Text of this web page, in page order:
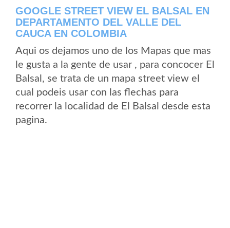
GOOGLE STREET VIEW EL BALSAL EN
DEPARTAMENTO DEL VALLE DEL
CAUCA EN COLOMBIA
Aqui os dejamos uno de los Mapas que mas
le gusta a la gente de usar , para concocer El
Balsal, se trata de un mapa street view el
cual podeis usar con las flechas para
recorrer la localidad de El Balsal desde esta
pagina.